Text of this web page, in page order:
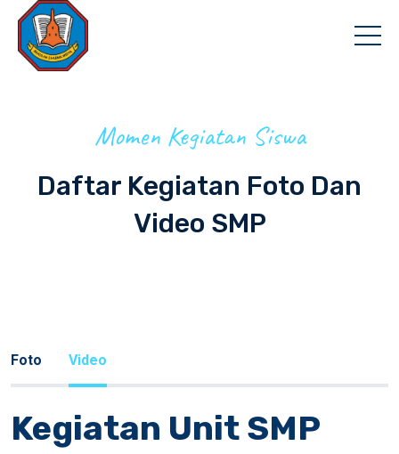
Momen Kegiatan Siswa
Daftar Kegiatan Foto Dan
Video SMP
Foto Video
Kegiatan Unit SMP